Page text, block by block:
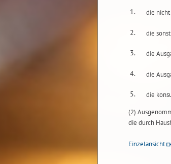
1. die nicht
2. die
3. die
4. die
5.
die
(2)
die durch
Einzelansicht